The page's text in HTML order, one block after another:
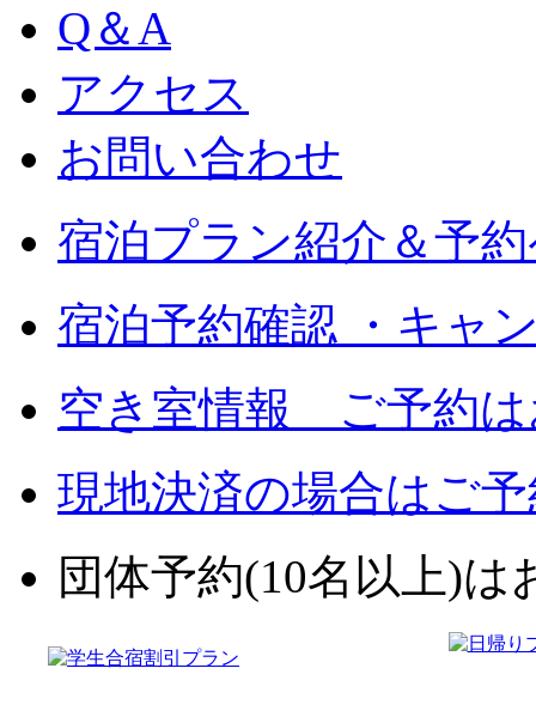
Q＆A
アクセス
お問い合わせ
宿泊プラン紹介＆予
宿泊予約確認 ・キャ
空き室情報 ご予約は
現地決済の場合はご
団体予約(10名以上)は